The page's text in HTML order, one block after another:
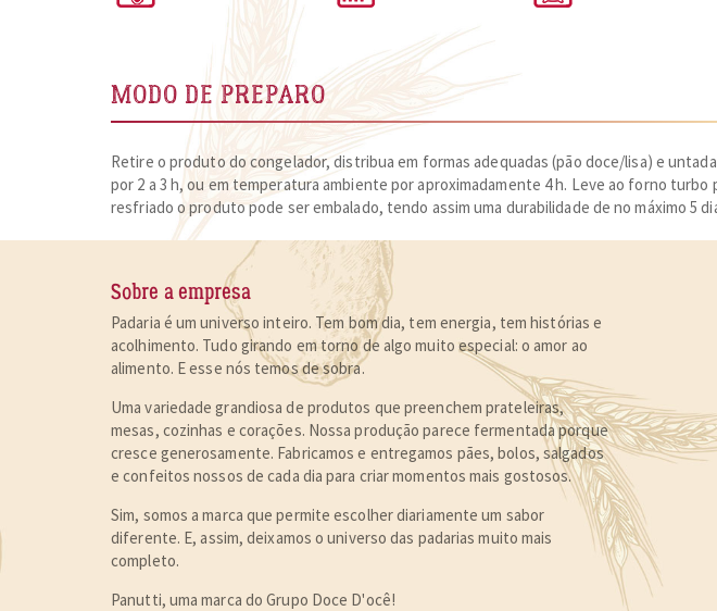
MODO DE PREPARO
Retire o produto do congelador, distribua em formas adequadas (pão doce/lisa) e
por 2 a 3 h, ou em temperatura ambiente por aproximadamente 4 h. Leve ao forno turbo
resfriado o produto pode ser embalado, tendo assim uma durabilidade de no máximo 5
Sobre a empresa
Padaria é um universo inteiro. Tem bom dia, tem energia, tem histórias e
acolhimento. Tudo girando em torno de algo muito especial: o amor ao
alimento. E esse nós temos de sobra.
Uma variedade grandiosa de produtos que preenchem prateleiras,
mesas, cozinhas e corações. Nossa produção parece fermentada porque
cresce generosamente. Fabricamos e entregamos pães, bolos, salgados
e confeitos nossos de cada dia para criar momentos mais gostosos.
Sim, somos a marca que permite escolher diariamente um sabor
diferente. E, assim, deixamos o universo das padarias muito mais
completo.
Panutti, uma marca do Grupo Doce D'ocê!